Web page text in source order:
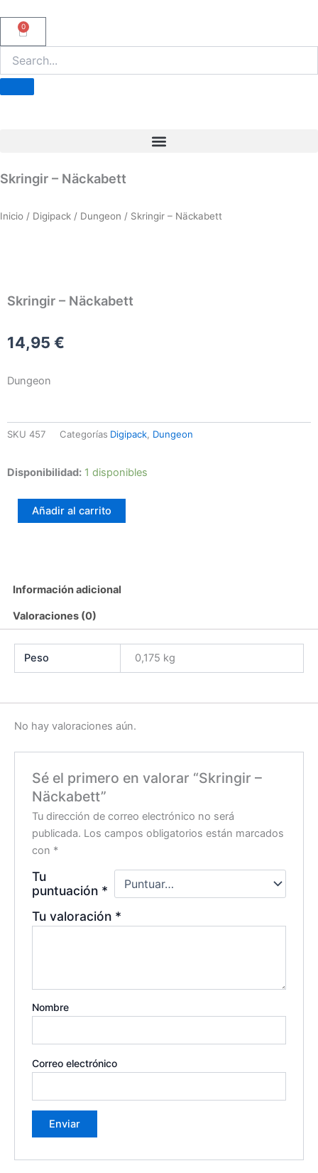
0
Carrito
Skringir – Näckabett
Inicio / Digipack / Dungeon / Skringir – Näckabett
Skringir – Näckabett
14,95 €
Dungeon
SKU 457 Categorías Digipack, Dungeon
Disponibilidad: 1 disponibles
Skringir
Näckabett
cantidadAñadir al carrito
Información adicional
Valoraciones (0)
Peso 0,175 kg
No hay valoraciones aún.
Sé el primero en valorar “Skringir –
Näckabett”
Tu dirección de correo electrónico no será
publicada. Los campos obligatorios están marcados
con *
Tu
puntuación *
Tu valoración *
Nombre
Correo electrónico